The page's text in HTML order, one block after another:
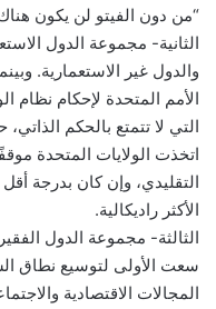
“من دون الفيتو لن يكون
الثانية- مجموعة الدول
والدول غير الاستعمارية.
الأمم المتحدة لإحكام نظام
التي لا تتمتع بالحكم
اتخذت الولايات المتحدة
التقليدي، وإن كان بدرجة
الأكثر راديكالية.
الثالثة- مجموعة الدول
سعت الأولى لتوسيع نطاق
المجالات الاقتصادية